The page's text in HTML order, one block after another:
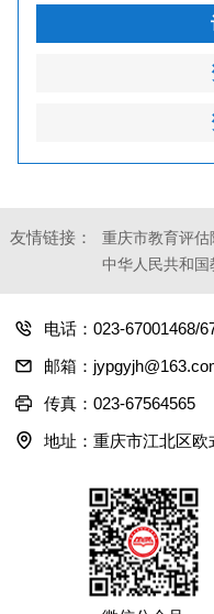
友情链接： 重庆市教育评估
中华人民共和国
电话：023-67001468/
邮箱：
传真：023-67564565
地址：重庆市江北区